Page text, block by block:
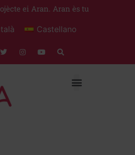
ei Aran. Aran ès tu
Castellano